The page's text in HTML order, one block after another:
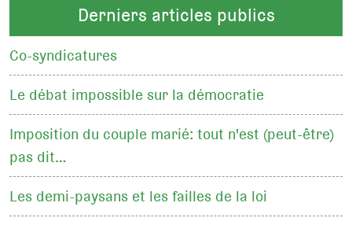
Derniers articles publics
Co-syndicatures
Le débat impossible sur la démocratie
Imposition du couple marié: tout n'est (peut-être)
pas dit…
Les demi-paysans et les failles de la loi